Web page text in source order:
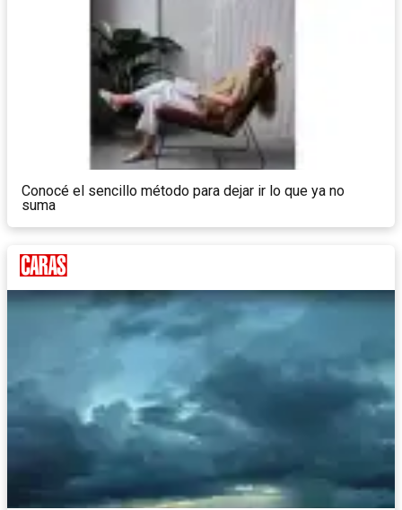
Conocé el sencillo método para dejar ir lo que ya no
suma